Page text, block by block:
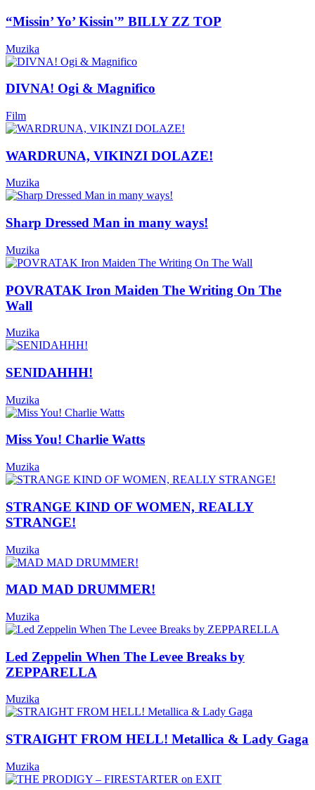
“Missin’ Yo’ Kissin'” BILLY ZZ TOP
Muzika
DIVNA! Ogi & Magnifico
Film
WARDRUNA, VIKINZI DOLAZE!
Muzika
Sharp Dressed Man in many ways!
Muzika
POVRATAK Iron Maiden The Writing On The
Wall
Muzika
SENIDAHHH!
Muzika
Miss You! Charlie Watts
Muzika
STRANGE KIND OF WOMEN, REALLY
STRANGE!
Muzika
MAD MAD DRUMMER!
Muzika
Led Zeppelin When The Levee Breaks by
ZEPPARELLA
Muzika
STRAIGHT FROM HELL! Metallica & Lady Gaga
Muzika